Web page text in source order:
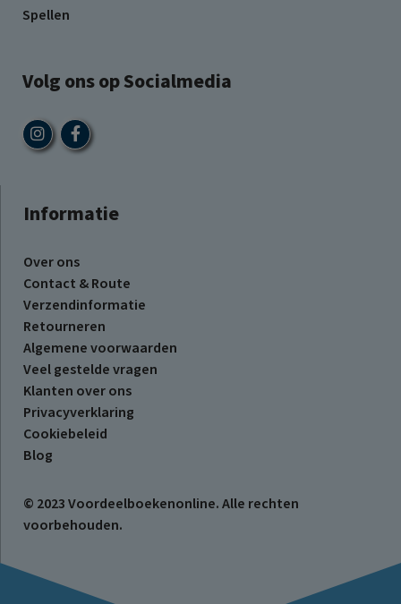
Spellen
Volg ons op Socialmedia
Informatie
Over ons
Contact & Route
Verzendinformatie
Retourneren
Algemene voorwaarden
Veel gestelde vragen
Klanten over ons
Privacyverklaring
Cookiebeleid
Blog
© 2023 Voordeelboekenonline. Alle rechten
voorbehouden.